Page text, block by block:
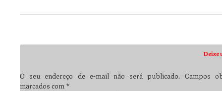
Deixe
O seu endereço de e-mail não será publicado. Campos
marcados com*